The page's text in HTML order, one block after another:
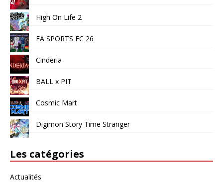
High On Life 2
EA SPORTS FC 26
Cinderia
BALL x PIT
Cosmic Mart
Digimon Story Time Stranger
Les catégories
Actualités